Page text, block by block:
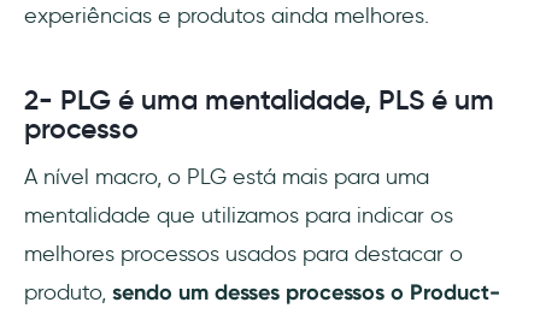
experiências e produtos ainda melhores.
2- PLG é uma mentalidade, PLS é um
processo
A nível macro, o PLG está mais para uma
mentalidade que utilizamos para indicar os
melhores processos usados para destacar o
produto, sendo um desses processos o Product-